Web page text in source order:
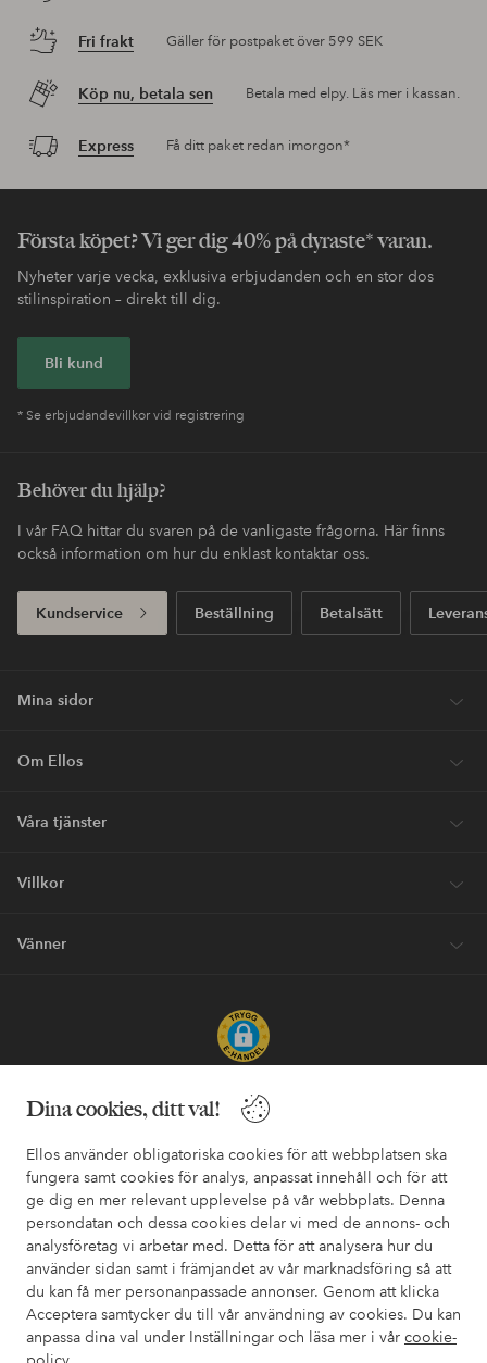
Dina cookies, ditt val!
Ellos använder obligatoriska cookies för att webbplatsen ska
fungera samt cookies för analys, anpassat innehåll och för att
ge dig en mer relevant upplevelse på vår webbplats. Denna
persondatan och dessa cookies delar vi med de annons- och
analysföretag vi arbetar med. Detta för att analysera hur du
använder sidan samt i främjandet av vår marknadsföring så att
du kan få mer personanpassade annonser. Genom att klicka
Acceptera samtycker du till vår användning av cookies. Du kan
anpassa dina val under Inställningar och läsa mer i vår cookie-
Fri frakt Gäller för postpaket över 599 SEK
Köp nu, betala sen Betala med elpy. Läs mer i kassan.
Express Få ditt paket redan imorgon*
Första köpet? Vi ger dig 40% på dyraste* varan.
Nyheter varje vecka, exklusiva erbjudanden och en stor dos
stilinspiration – direkt till dig.
Bli kund
* Se erbjudandevillkor vid registrering
Behöver du hjälp?
I vår FAQ hittar du svaren på de vanligaste frågorna. Här finns
också information om hur du enklast kontaktar oss.
Kundservice Beställning Betalsätt
Mina sidor
Om Ellos
Våra tjänster
Villkor
Vänner
Säkra betalningar - Betala direkt eller dela upp
Vill du veta mer om
våra betalalternativ
elpy elpy
Sverige - Välj land
Facebook Instagram Pinterest Youtube